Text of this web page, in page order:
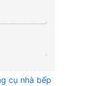
cụ nhà bếp